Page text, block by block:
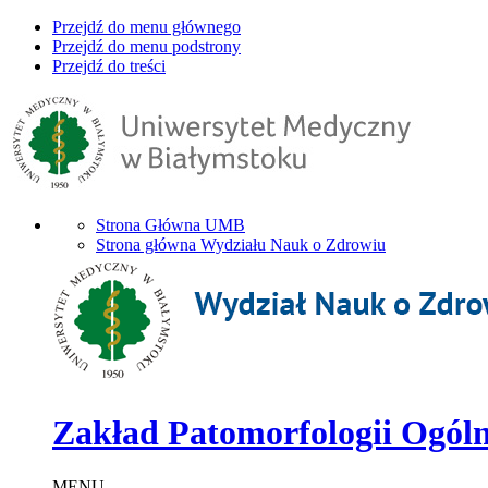
Przejdź do menu głównego
Przejdź do menu podstrony
Przejdź do treści
Strona Główna UMB
Strona główna Wydziału Nauk o Zdrowiu
Zakład Patomorfologii